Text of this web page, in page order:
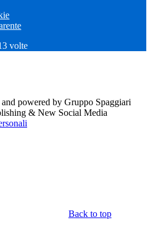
volte
powered by Gruppo Spaggiari
& New Social Media
Back to top